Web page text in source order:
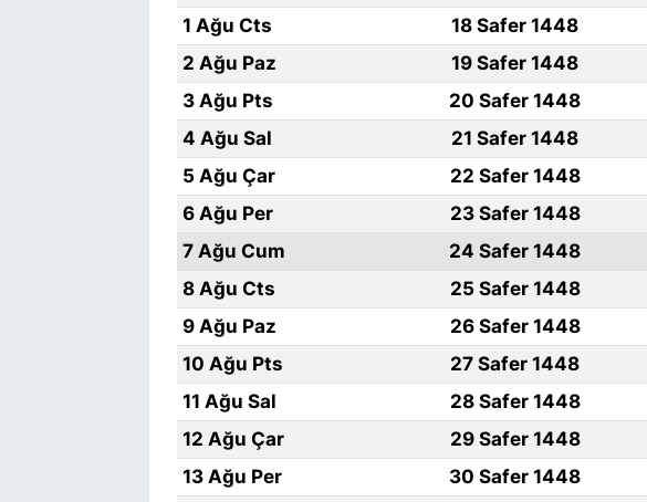
1 Ağu Cts
18 Safer 1448
2 Ağu Paz
19 Safer 1448
3 Ağu Pts
20 Safer 1448
4 Ağu Sal
21 Safer 1448
5 Ağu Çar
22 Safer 1448
6 Ağu Per
23 Safer 1448
7 Ağu Cum
24 Safer 1448
8 Ağu Cts
25 Safer 1448
9 Ağu Paz
26 Safer 1448
10 Ağu Pts
27 Safer 1448
11 Ağu Sal
28 Safer 1448
12 Ağu Çar
29 Safer 1448
13 Ağu Per
30 Safer 1448